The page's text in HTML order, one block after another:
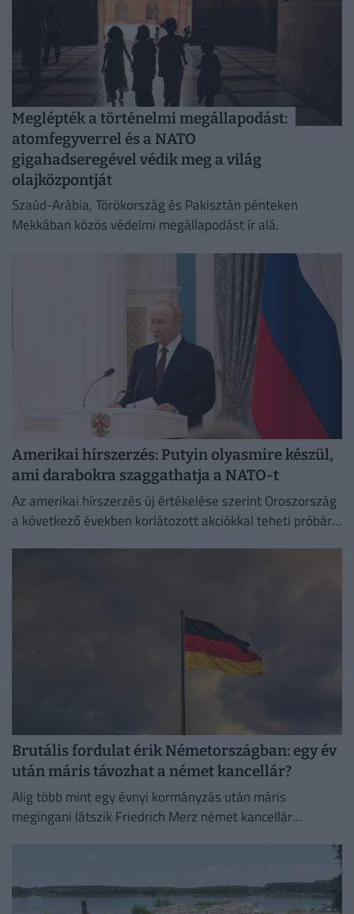
Meglépték a történelmi megállapodást:
atomfegyverrel és a NATO
gigahadseregével védik meg a világ
olajközpontját
Szaúd-Arábia, Törökország és Pakisztán pénteken
Mekkában közös védelmi megállapodást ír alá.
Amerikai hírszerzés: Putyin olyasmire készül,
ami darabokra szaggathatja a NATO-t
Az amerikai hírszerzés új értékelése szerint Oroszország
a következő években korlátozott akciókkal teheti próbára
Brutális fordulat érik Németországban: egy év
után máris távozhat a német kancellár?
Alig több mint egy évnyi kormányzás után máris
megingani látszik Friedrich Merz német kancellár